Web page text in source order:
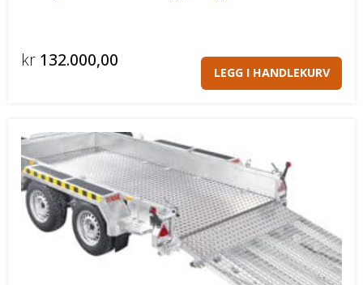
DELER OG TILBEHØR
GIVI – Bagasjesystem for MC
kr 132.000,00
LEGG I HANDLEKURV